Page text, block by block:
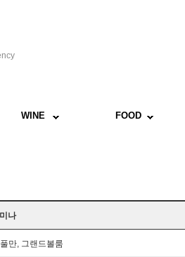
WINE FOOD
나
만, 그랜드볼룸